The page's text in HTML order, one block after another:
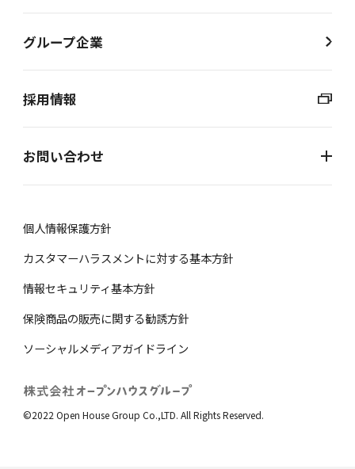
グループ企業
採用情報
お問い合わせ
個⼈情報保護⽅針
カスタマーハラスメントに対する基本方針
情報セキュリティ基本方針
保険商品の販売に関する勧誘⽅針
ソーシャルメディアガイドライン
©2022 Open House Group Co.,LTD. All Rights Reserved.